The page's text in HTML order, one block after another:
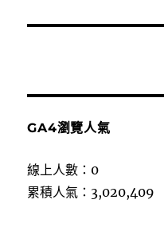
GA4瀏覽人氣
線上人數：0
累積人氣：3,020,409